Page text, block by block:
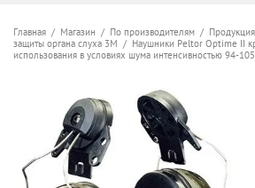
Главная / Магазин / По производителям /
защиты органа слуха 3М / Наушники Peltor Optime II
использования в условиях шума интенсивностью 94-